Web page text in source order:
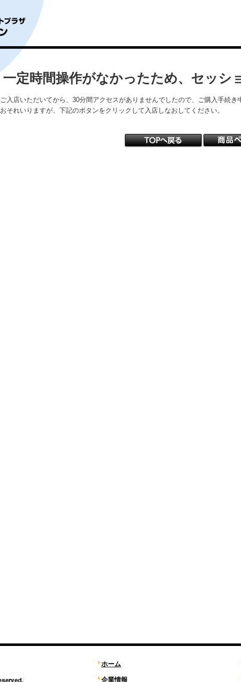
一定時間操作がなかったため、セッシ
ご入店いただいてから、30分間アクセスがありませんでしたので、ご購入手続き
おそれいりますが、下記のボタンをクリックして入店しなおしてください。
ホーム
企業情報